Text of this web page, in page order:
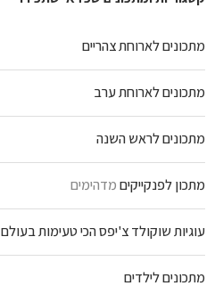
מתכונים לארוחת צהריים
מתכונים לארוחת ערב
מתכונים לראש השנה
מתכון לפנקייקיםמדהימים
עוגיות שוקולד צ'יפס הכי טעימות בעולם
מתכונים לילדים